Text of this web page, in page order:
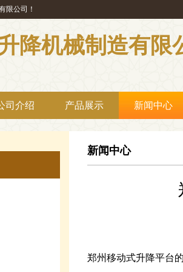
限公司！
降机械制造有限
司介绍 产品展示 新闻中心
新闻中心
郑州移动式升降平台